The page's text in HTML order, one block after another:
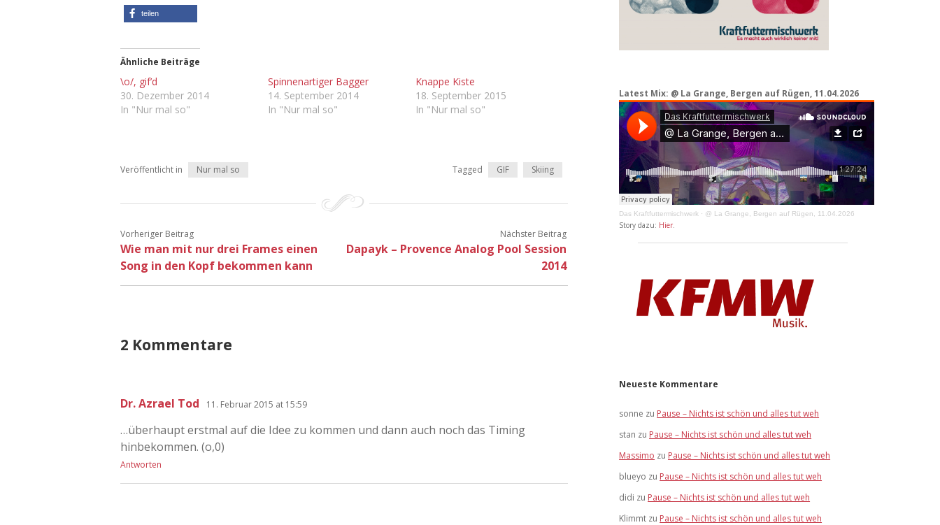
teilen
Ähnliche Beiträge
\o/, gif’d
30. Dezember 2014
In "Nur mal so"
Spinnenartiger Bagger
14. September 2014
In "Nur mal so"
Knappe Kiste
18. September 2015
In "Nur mal so"
Veröffentlicht in Nur mal so Tagged GIF Skiing
Vorheriger Beitrag
Wie man mit nur drei Frames einen
Song in den Kopf bekommen kann
Nächster Beitrag
Dapayk – Provence Analog Pool Session
2014
2 Kommentare
Dr. Azrael Tod 11. Februar 2015 at 15:59
…überhaupt erstmal auf die Idee zu kommen und dann auch noch das Timing
hinbekommen. (o,0)
Antworten
Latest Mix: @ La Grange, Bergen auf Rügen, 11.04.2026
Das Kraftfuttermischwerk · @ La Grange, Bergen auf Rügen, 11.04.2026
Story dazu: Hier.
Neueste Kommentare
sonne zu Pause – Nichts ist schön und alles tut weh
stan zu Pause – Nichts ist schön und alles tut weh
Massimo zu Pause – Nichts ist schön und alles tut weh
blueyo zu Pause – Nichts ist schön und alles tut weh
didi zu Pause – Nichts ist schön und alles tut weh
Klimmt zu Pause – Nichts ist schön und alles tut weh